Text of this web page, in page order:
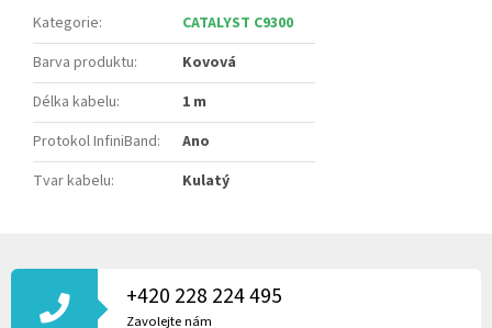
Kategorie:
CATALYST C9300
Barva produktu:
Kovová
Délka kabelu:
1 m
Protokol InfiniBand:
Ano
Tvar kabelu: Kulatý
Á
+420 228 224 495
Zavolejte nám